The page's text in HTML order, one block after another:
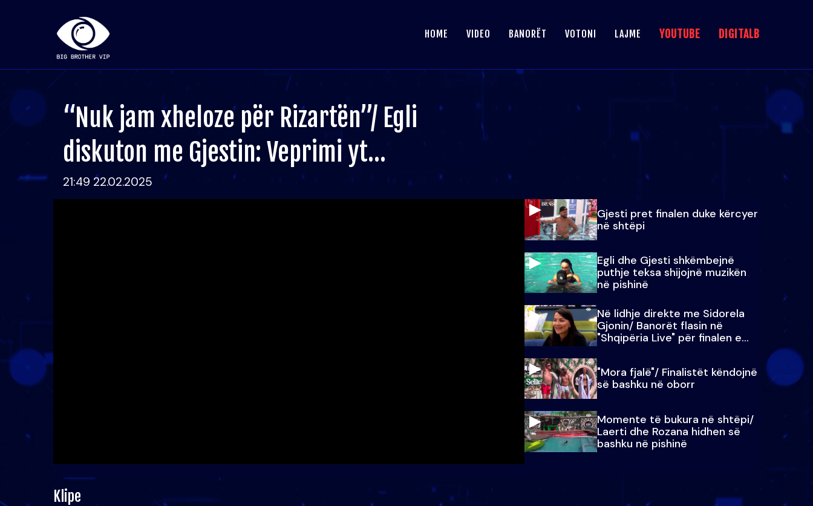
HOME VIDEO BANORËT VOTONI LAJME YOUTUBE DIGITALB
“Nuk jam xheloze për Rizartën”/ Egli
diskuton me Gjestin: Veprimi yt…
21:49 22.02.2025
Gjesti pret finalen duke kërcyer
në shtëpi
Egli dhe Gjesti shkëmbejnë
puthje teksa shijojnë muzikën
në pishinë
Në lidhje direkte me Sidorela
Gjonin/ Banorët flasin në
"Shqipëria Live" për finalen e
madhe
"Mora fjalë"/ Finalistët këndojnë
së bashku në oborr
Momente të bukura në shtëpi/
Laerti dhe Rozana hidhen së
bashku në pishinë
Klipe